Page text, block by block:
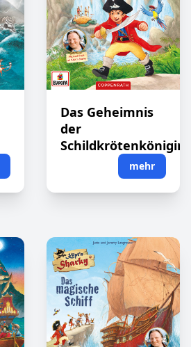
Das Geheimnis
der
Schildkrötenkönigin
mehr